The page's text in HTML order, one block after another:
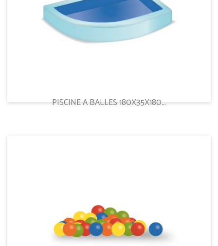
PISCINE A BALLES 180X35X180...